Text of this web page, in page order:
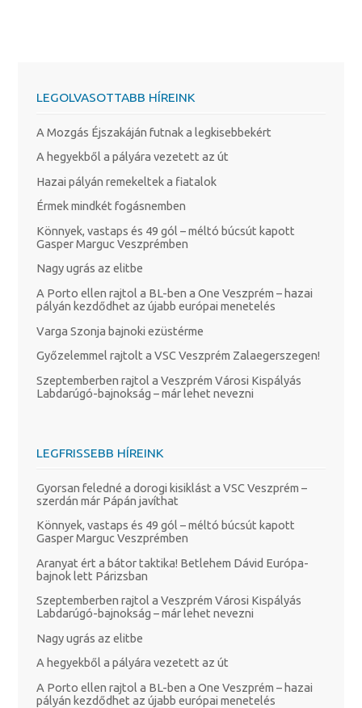
LEGOLVASOTTABB HÍREINK
A Mozgás Éjszakáján futnak a legkisebbekért
A hegyekből a pályára vezetett az út
Hazai pályán remekeltek a fiatalok
Érmek mindkét fogásnemben
Könnyek, vastaps és 49 gól – méltó búcsút kapott
Gasper Marguc Veszprémben
Nagy ugrás az elitbe
A Porto ellen rajtol a BL-ben a One Veszprém – hazai
pályán kezdődhet az újabb európai menetelés
Varga Szonja bajnoki ezüstérme
Győzelemmel rajtolt a VSC Veszprém Zalaegerszegen!
Szeptemberben rajtol a Veszprém Városi Kispályás
Labdarúgó-bajnokság – már lehet nevezni
LEGFRISSEBB HÍREINK
Gyorsan feledné a dorogi kisiklást a VSC Veszprém –
szerdán már Pápán javíthat
Könnyek, vastaps és 49 gól – méltó búcsút kapott
Gasper Marguc Veszprémben
Aranyat ért a bátor taktika! Betlehem Dávid Európa-
bajnok lett Párizsban
Szeptemberben rajtol a Veszprém Városi Kispályás
Labdarúgó-bajnokság – már lehet nevezni
Nagy ugrás az elitbe
A hegyekből a pályára vezetett az út
A Porto ellen rajtol a BL-ben a One Veszprém – hazai
pályán kezdődhet az újabb európai menetelés